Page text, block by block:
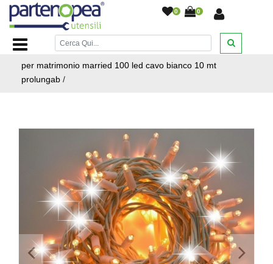
0 0
Home Page/ILLUMINAZIONE LED/ILLUMINAZIONE PER
FESTE DISCOTECHE ED EVENTI/Catena cielo stellato
per matrimonio married 100 led cavo bianco 10 mt
prolungab /
< >